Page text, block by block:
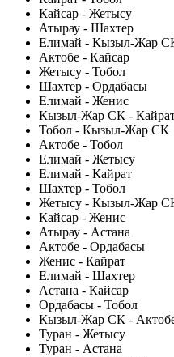
Кайсар - Жетысу
Атырау - Шахтер
Елимай - Кызыл-Жар
Актобе - Кайсар
Жетысу - Тобол
Шахтер - Ордабасы
Елимай - Женис
Кызыл-Жар СК -
Тобол - Кызыл-Жар СК
Актобе - Тобол
Елимай - Жетысу
Елимай - Кайрат
Шахтер - Тобол
Жетысу - Кызыл-Жар
Кайсар - Женис
Атырау - Астана
Актобе - Ордабасы
Женис - Кайрат
Елимай - Шахтер
Астана - Кайсар
Ордабасы - Тобол
Кызыл-Жар СК -
Туран - Жетысу
Туран - Астана